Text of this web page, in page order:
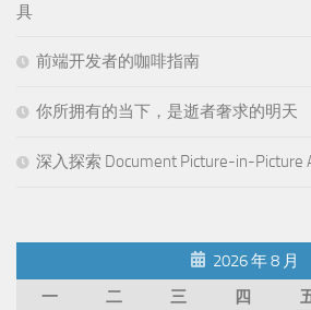
具
前端开发者的咖啡指南
你所拥有的当下，是逝者奢求的明天
深入探索 Document Picture-in-Picture
2026 年 8 月
一
二 三 四